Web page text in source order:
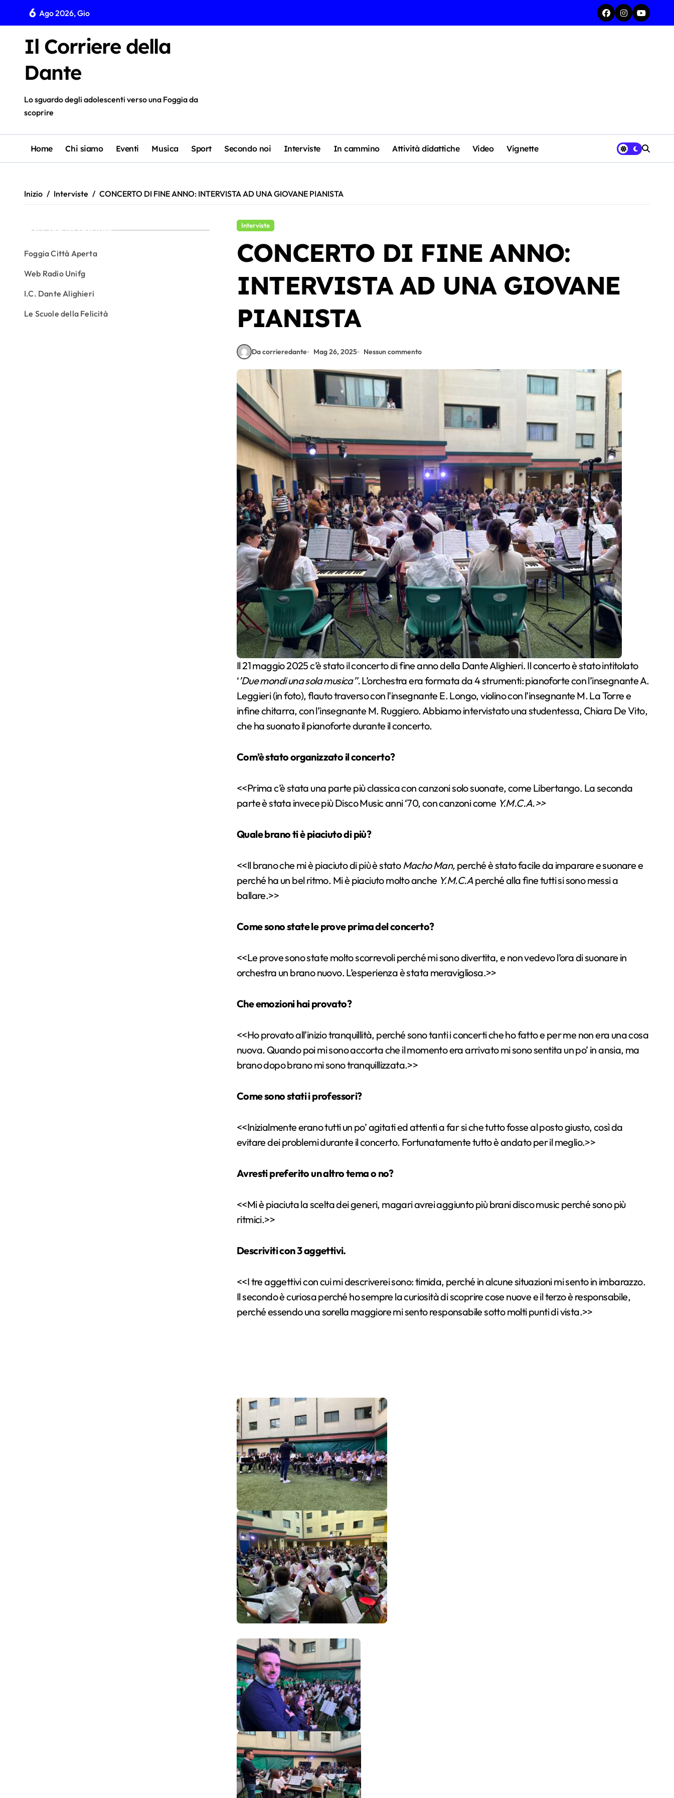
contenuto
6 Ago 2026, Gio
Il Corriere della
Dante
Lo sguardo degli adolescenti verso una Foggia da
scoprire
Home Chi siamo Eventi Musica Sport Secondo noi Interviste In cammino Attività didattiche Video Vignette
Inizio Interviste CONCERTO DI FINE ANNO: INTERVISTA AD UNA GIOVANE PIANISTA
I nostri partner
Foggia Città Aperta
Web Radio Unifg
I.C. Dante Alighieri
Le Scuole della Felicità
Interviste
CONCERTO DI FINE ANNO:
INTERVISTA AD UNA GIOVANE
PIANISTA
Da corrieredante Mag 26, 2025 Nessun commento
Il 21 maggio 2025 c’è stato il concerto di fine anno della Dante Alighieri. Il concerto è stato intitolato
‘’Due mondi una sola musica’’.L’orchestra era formata da 4 strumenti: pianoforte con l’insegnante A.
Leggieri (in foto), flauto traverso con l’insegnante E. Longo, violino con l’insegnante M. La Torre e
infine chitarra, con l’insegnante M. Ruggiero. Abbiamo intervistato una studentessa, Chiara De Vito,
che ha suonato il pianoforte durante il concerto.
Com’è stato organizzato il concerto?
<<Prima c’è stata una parte più classica con canzoni solo suonate, come Libertango. La seconda
parte è stata invece più Disco Music anni ‘70, con canzoni come Y.M.C.A.>>
Quale brano ti è piaciuto di più?
<<Il brano che mi è piaciuto di più è statoMacho Man, perché è stato facile da imparare e suonare e
perché ha un bel ritmo. Mi è piaciuto molto anche Y.M.C.Aperché alla fine tutti si sono messi a
ballare.>>
Come sono state le prove prima del concerto?
<<Le prove sono state molto scorrevoli perché mi sono divertita, e non vedevo l’ora di suonare in
orchestra un brano nuovo. L’esperienza è stata meravigliosa.>>
Che emozioni hai provato?
<<Ho provato all’inizio tranquillità, perché sono tanti i concerti che ho fatto e per me non era una cosa
nuova. Quando poi mi sono accorta che il momento era arrivato mi sono sentita un po’ in ansia, ma
brano dopo brano mi sono tranquillizzata.>>
Come sono stati i professori?
<<Inizialmente erano tutti un po’ agitati ed attenti a far si che tutto fosse al posto giusto, così da
evitare dei problemi durante il concerto. Fortunatamente tutto è andato per il meglio.>>
Avresti preferito un altro tema o no?
<<Mi è piaciuta la scelta dei generi, magari avrei aggiunto più brani disco music perché sono più
ritmici.>>
Descriviti con 3 aggettivi.
<<I tre aggettivi con cui mi descriverei sono: timida, perché in alcune situazioni mi sento in imbarazzo.
Il secondo è curiosa perché ho sempre la curiosità di scoprire cose nuove e il terzo è responsabile,
perché essendo una sorella maggiore mi sento responsabile sotto molti punti di vista.>>